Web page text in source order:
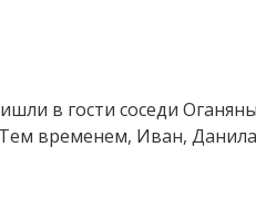
в гости соседи
временем, Иван,